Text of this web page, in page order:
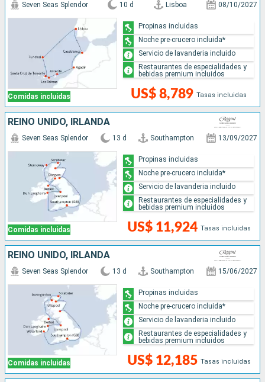
Comidas incluidas
Seven Seas Splendor 10 d Lisboa 08/10/2027
US$ 8,789 Tasas incluidas
Propinas incluidas
Noche pre-crucero incluida*
Servicio de lavanderia incluido
Restaurantes de especialidades y
bebidas premium incluidos
REINO UNIDO, IRLANDA
Comidas incluidas
Seven Seas Splendor 13 d Southampton 13/09/2027
US$ 11,924 Tasas incluidas
Propinas incluidas
Noche pre-crucero incluida*
Servicio de lavanderia incluido
Restaurantes de especialidades y
bebidas premium incluidos
REINO UNIDO, IRLANDA
Comidas incluidas
Seven Seas Splendor 13 d Southampton 15/06/2027
US$ 12,185 Tasas incluidas
Propinas incluidas
Noche pre-crucero incluida*
Servicio de lavanderia incluido
Restaurantes de especialidades y
bebidas premium incluidos